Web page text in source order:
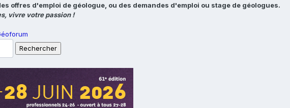
offres d'emploi de géologue, ou des demandes d'emploi ou stage de géologues.
vivre votre passion !